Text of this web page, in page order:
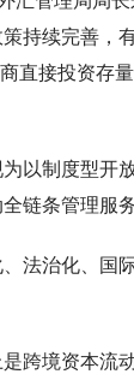
持续完善，
直接投资存
以制度型开
链条管理服务
法治化、国
跨境资本流